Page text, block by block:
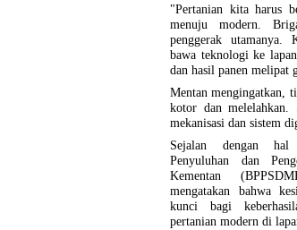
"Pertanian kita harus
menuju modern.
penggerak
bawa teknologi ke
dan hasil panen melipat
Mentan mengingatkan,
kotor dan melelahkan.
mekanisasi dan sistem
Sejalan dengan
Penyuluhan dan
Kementan
mengatakan bahwa
kunci bagi
pertanian modern di